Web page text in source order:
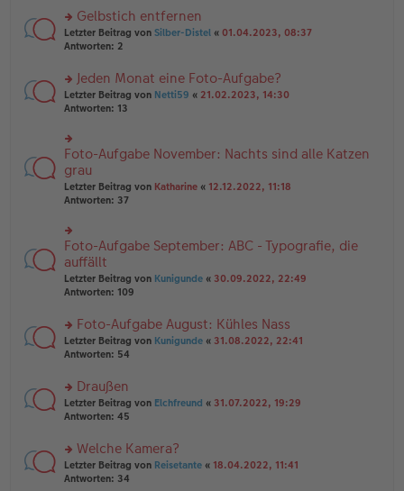
tr
a
g
e
n
er
tr
a
g
n
g
el
e
n
er
tr
a
g
rs
te
n
g
el
e
n
er
B
ei
tr
g
Gelbstich entfernen
Letzter Beitrag von Silber-Distel « 01.04.2023, 08:37
Antworten: 2
rs
te
u
n
g
el
es
e
er
B
tr
a
g
Jeden Monat eine Foto-Aufgabe?
Letzter Beitrag von Netti59 « 21.02.2023, 14:30
Antworten: 13
rs
te
r
u
n
el
es
e
n
er
tr
a
g
Foto-Aufgabe November: Nachts sind alle Katzen
grau
Letzter Beitrag von Katharine « 12.12.2022, 11:18
Antworten: 37
rs
te
r
u
n
el
es
e
B
ei
tr
g
Foto-Aufgabe September: ABC - Typografie, die
auffällt
Letzter Beitrag von Kunigunde « 30.09.2022, 22:49
Antworten: 109
rs
te
n
g
el
e
n
er
Foto-Aufgabe August: Kühles Nass
Letzter Beitrag von Kunigunde « 31.08.2022, 22:41
Antworten: 54
rs
te
n
g
el
Draußen
Letzter Beitrag von Elchfreund « 31.07.2022, 19:29
Antworten: 45
rs
te
Welche Kamera?
Letzter Beitrag von Reisetante « 18.04.2022, 11:41
Antworten: 34